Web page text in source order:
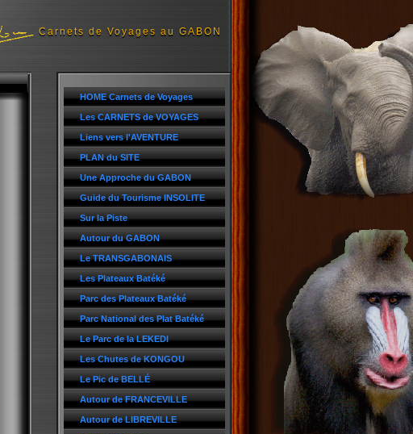
Carnets de Voyages au GABON
HOME Carnets de Voyages
Les CARNETS de VOYAGES
Liens vers l'AVENTURE
PLAN du SITE
Une Approche du GABON
Guide du Tourisme INSOLITE
Sur la Piste
Autour du GABON
Le TRANSGABONAIS
Les Plateaux Batéké
Parc des Plateaux Batéké
Parc National des Plat Batéké
Le Parc de la LEKEDI
Les Chutes de KONGOU
Le Pic de BELLÉ
Autour de FRANCEVILLE
Autour de LIBREVILLE